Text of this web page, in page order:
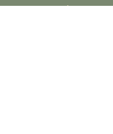
Adresse : 19